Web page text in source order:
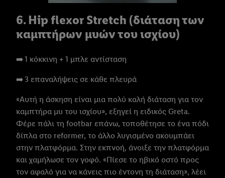
6. Hip flexor Stretch (διάταση των
καμπτήρων μυών του ισχίου)
➡️ 1 κόκκινη + 1 μπλε αντίσταση
➡️ 3 επαναλήψεις σε κάθε πλευρά
«Αυτή η άσκηση είναι μια πολύ καλή διάταση για τον
καμπτήρα μυ του ισχίου», εξηγεί η ειδικός Greta.
Φέρε πάλι τη footbar επάνω, τοποθέτησε το ένα πόδι
δίπλα στο reformer, το άλλο λυγισμένο ακουμπάει
στην πλατφόρμα. Στην εκπνοή, άνοιξε την πλατφόρμα
και χαμήλωσε τον γοφό. «Πίεσε το ηβικό οστό προς
τον αφαλό για να κάνεις πιο έντονη τη διάταση», λέει